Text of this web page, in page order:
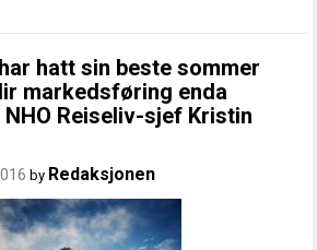
hatt sin beste sommer
markedsføring enda
Reiseliv-sjef Kristin
by Redaksjonen